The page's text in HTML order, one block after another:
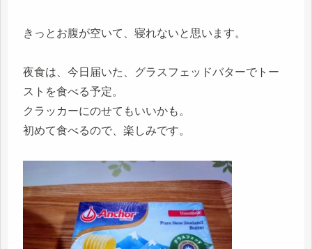
きっとお腹が空いて、寝れないと思います。
夜食は、今日届いた、グラスフェッドバターでトー
ストを食べる予定。
クラッカーにのせてもいいかも。
初めて食べるので、楽しみです。